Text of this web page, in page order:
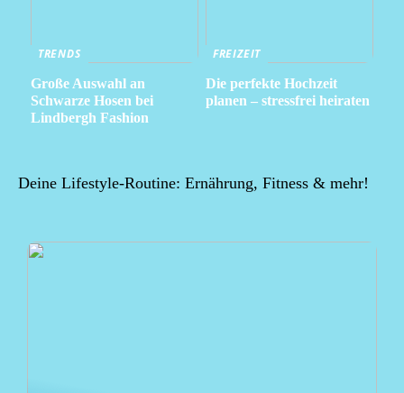
TRENDS
Große Auswahl an
Schwarze Hosen bei
Lindbergh Fashion
FREIZEIT
Die perfekte Hochzeit
planen – stressfrei heiraten
Deine Lifestyle-Routine: Ernährung, Fitness & mehr!